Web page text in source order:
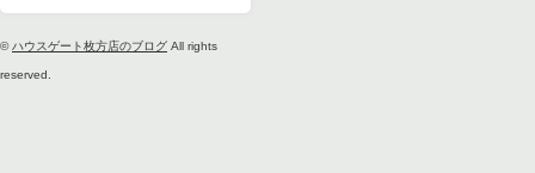
©ハウスゲート枚方店のブログ All rights
reserved.